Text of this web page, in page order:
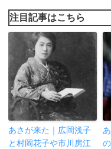
注目記事はこちら
あさが来た｜広岡浅子
と村岡花子や市川房江